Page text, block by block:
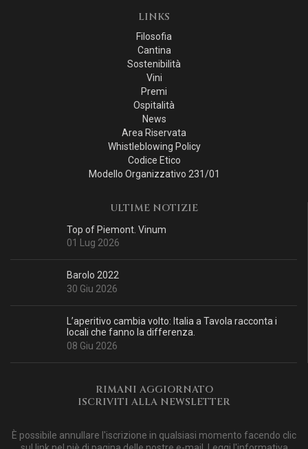
LINKS
Filosofia
Cantina
Sostenibilità
Vini
Premi
Ospitalità
News
Area Riservata
Whistleblowing Policy
Codice Etico
Modello Organizzativo 231/01
ULTIME NOTIZIE
Top of Piemont. Vinum
01 Lug 2026
Barolo 2022
30 Giu 2026
L’aperitivo cambia volto: Italia a Tavola racconta i
locali che fanno la differenza.
08 Giu 2026
RIMANI AGGIORNATO
ISCRIVITI ALLA NEWSLETTER
È possibile annullare l'iscrizione in qualsiasi momento facendo clic